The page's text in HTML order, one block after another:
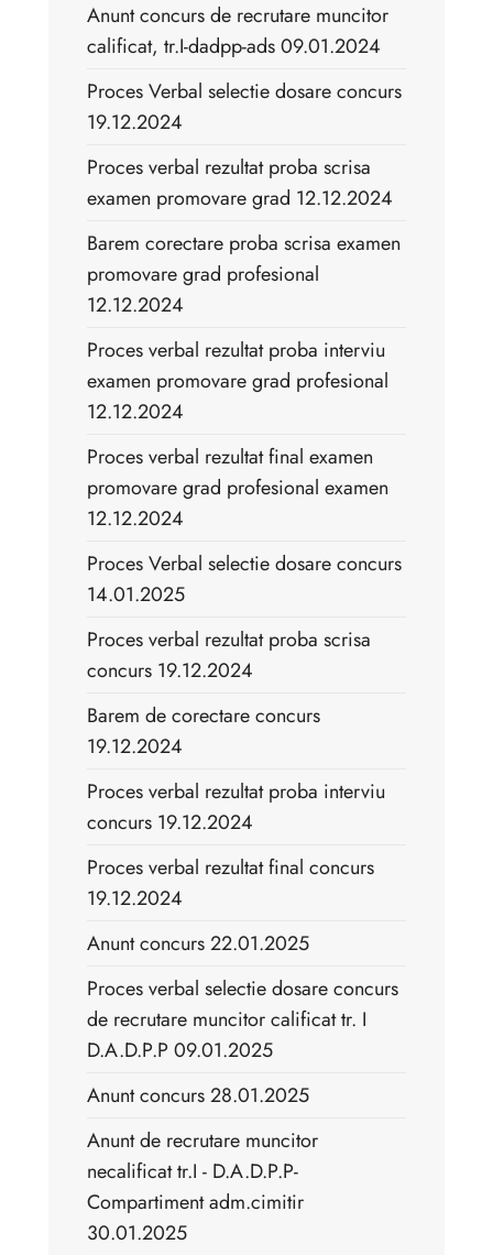
Anunt concurs de recrutare muncitor
calificat, tr.I-dadpp-ads 09.01.2024
Proces Verbal selectie dosare concurs
19.12.2024
Proces verbal rezultat proba scrisa
examen promovare grad 12.12.2024
Barem corectare proba scrisa examen
promovare grad profesional
12.12.2024
Proces verbal rezultat proba interviu
examen promovare grad profesional
12.12.2024
Proces verbal rezultat final examen
promovare grad profesional examen
12.12.2024
Proces Verbal selectie dosare concurs
14.01.2025
Proces verbal rezultat proba scrisa
concurs 19.12.2024
Barem de corectare concurs
19.12.2024
Proces verbal rezultat proba interviu
concurs 19.12.2024
Proces verbal rezultat final concurs
19.12.2024
Anunt concurs 22.01.2025
Proces verbal selectie dosare concurs
de recrutare muncitor calificat tr. I
D.A.D.P.P 09.01.2025
Anunt concurs 28.01.2025
Anunt de recrutare muncitor
necalificat tr.I - D.A.D.P.P-
Compartiment adm.cimitir
30.01.2025